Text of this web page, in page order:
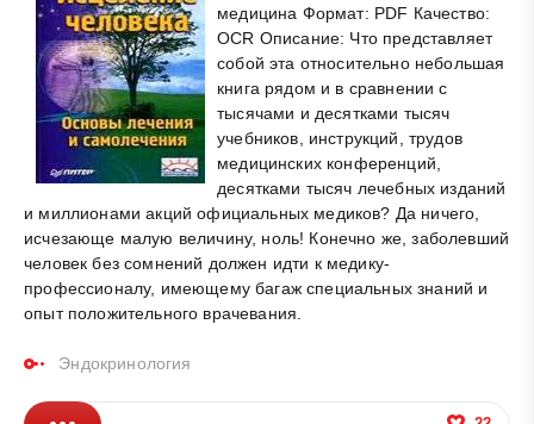
медицина Формат: PDF Качество:
OCR Описание: Что представляет
собой эта относительно небольшая
книга рядом и в сравнении с
тысячами и десятками тысяч
учебников, инструкций, трудов
медицинских конференций,
десятками тысяч лечебных изданий
и миллионами акций официальных медиков? Да ничего,
исчезающе малую величину, ноль! Конечно же, заболевший
человек без сомнений должен идти к медику-
профессионалу, имеющему багаж специальных знаний и
опыт положительного врачевания.
Эндокринология